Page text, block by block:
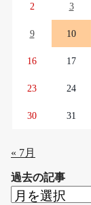
2 3
9 10
16 17
23 24
30 31
« 7月
過去の記事
過